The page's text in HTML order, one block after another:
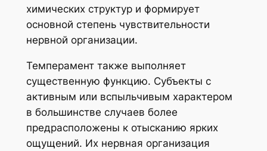
химических структур и формирует
основной степень чувствительности
нервной организации.
Темперамент также выполняет
существенную функцию. Субъекты с
активным или вспыльчивым характером
в большинстве случаев более
предрасположены к отысканию ярких
ощущений. Их нервная организация